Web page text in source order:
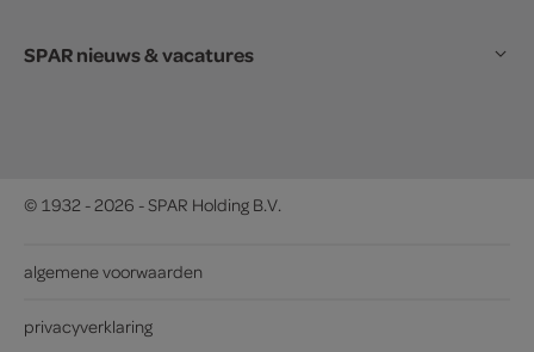
SPAR nieuws & vacatures
© 1932 - 2026 - SPAR Holding B.V.
algemene voorwaarden
privacyverklaring